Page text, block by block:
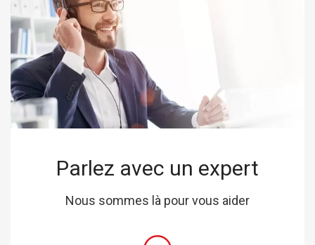
Parlez avec un expert
Nous sommes là pour vous aider